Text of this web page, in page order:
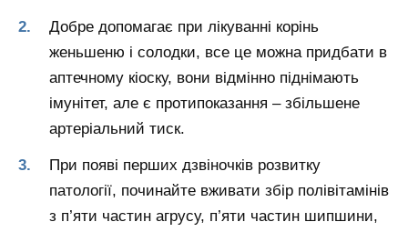
Добре допомагає при лікуванні корінь
женьшеню і солодки, все це можна придбати в
аптечному кіоску, вони відмінно піднімають
імунітет, але є протипоказання – збільшене
артеріальний тиск.
При появі перших дзвіночків розвитку
патології, починайте вживати збір полівітамінів
з п’яти частин агрусу, п’яти частин шипшини,